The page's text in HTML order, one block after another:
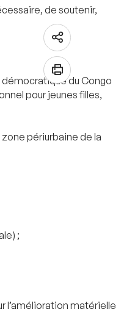
de soutenir,
démocratique du Congo
pour jeunes filles,
périurbaine de la
;
l’amélioration matérielle